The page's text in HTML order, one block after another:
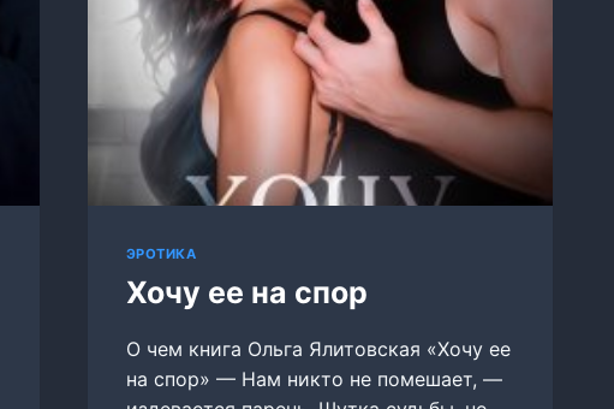
ЭРОТИКА
Хочу ее на спор
О чем книга Ольга Ялитовская «Хочу ее
на спор» — Нам никто не помешает, —